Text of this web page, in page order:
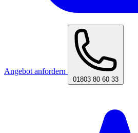
Angebot anfordern
01803 80 60 33